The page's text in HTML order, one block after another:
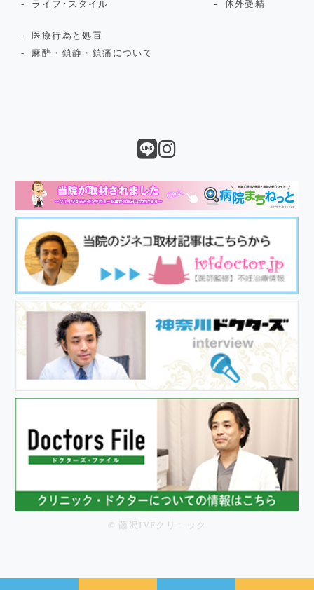
ライフ･スタイル
体外受精
医療行為と処置
麻酔・鎮静・鎮痛について
© 藤沢IVFクリニック